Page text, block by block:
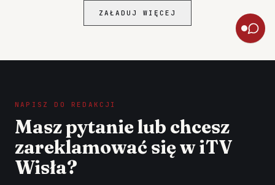
ZAŁADUJ WIĘCEJ
NAPISZ DO REDAKCJI
Masz pytanie lub chcesz
zareklamować się w iTV
Wisła?